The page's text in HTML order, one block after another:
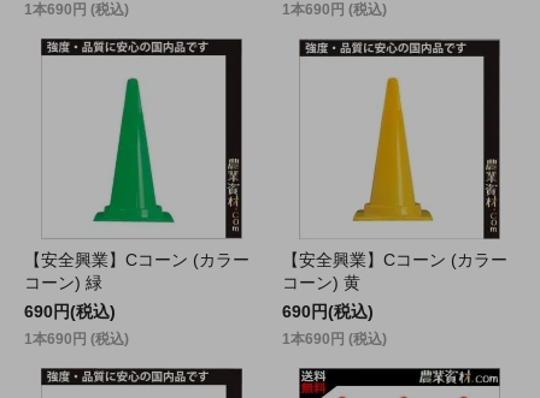
1本690円 (税込) 1本690円 (税込)
【安全興業】Cコーン (カラー
コーン) 緑
690円(税込)
1本690円 (税込)
【安全興業】Cコーン (カラー
コーン) 黄
690円(税込)
1本690円 (税込)